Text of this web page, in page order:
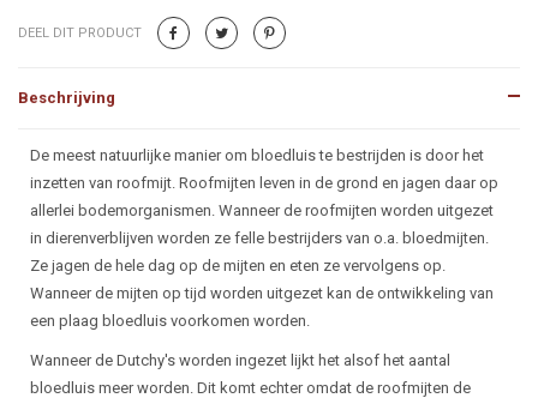
DEEL DIT PRODUCT
Beschrijving
Beschrijving
De meest natuurlijke manier om bloedluis te bestrijden is door het
inzetten van roofmijt. Roofmijten leven in de grond en jagen daar op
allerlei bodemorganismen. Wanneer de roofmijten worden uitgezet
in dierenverblijven worden ze felle bestrijders van o.a. bloedmijten.
Ze jagen de hele dag op de mijten en eten ze vervolgens op.
Wanneer de mijten op tijd worden uitgezet kan de ontwikkeling van
een plaag bloedluis voorkomen worden.
Wanneer de Dutchy's worden ingezet lijkt het alsof het aantal
bloedluis meer worden. Dit komt echter omdat de roofmijten de